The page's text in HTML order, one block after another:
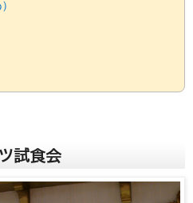
試食会